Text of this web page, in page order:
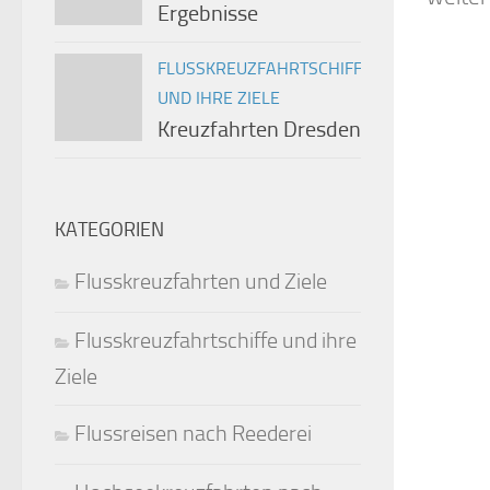
Ergebnisse
FLUSSKREUZFAHRTSCHIFFE
UND IHRE ZIELE
Kreuzfahrten Dresden
KATEGORIEN
Flusskreuzfahrten und Ziele
Flusskreuzfahrtschiffe und ihre
Ziele
Flussreisen nach Reederei